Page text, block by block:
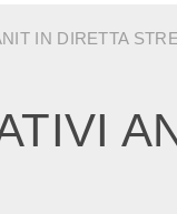
IN DIRETTA